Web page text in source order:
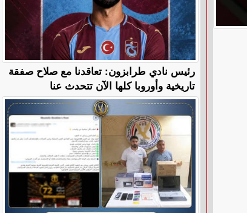
رئيس نادي طرابزون: تعاقدنا مع صلاح صفقة
تاريخية وأوروبا كلها الآن تتحدث عنا